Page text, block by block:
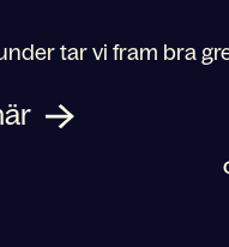
tar vi fram bra